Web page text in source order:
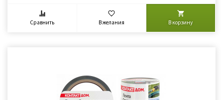
Сравнить В желания В корзину